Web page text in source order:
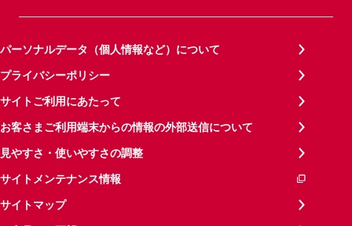
パーソナルデータ（個人情報など）について
プライバシーポリシー
サイトご利用にあたって
お客さまご利用端末からの情報の外部送信について
見やすさ・使いやすさの調整
サイトメンテナンス情報
サイトマップ